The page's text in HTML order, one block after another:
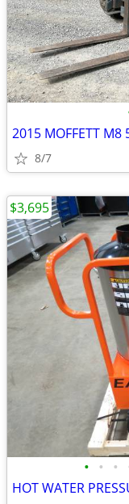
2015 MOFFETT M8
8/7
• • •
$3,695